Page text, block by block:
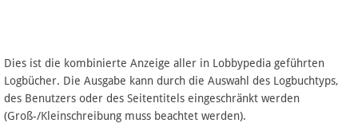
Artikel nach Kategorien
FAQ
Dies ist die kombinierte Anzeige aller in Lobbypedia geführten
Logbücher. Die Ausgabe kann durch die Auswahl des Logbuchtyps,
des Benutzers oder des Seitentitels eingeschränkt werden
(Groß-/Kleinschreibung muss beachtet werden).